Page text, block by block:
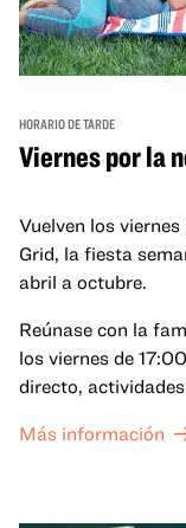
HORARIO DE TARDE
Viernes por la
Vuelven los
Grid, la fiesta
abril a octubre.
Reúnase con la
los viernes de
directo,
exposiciones
Más información